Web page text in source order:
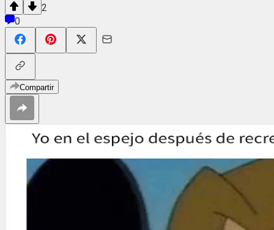
2
0
Compartir